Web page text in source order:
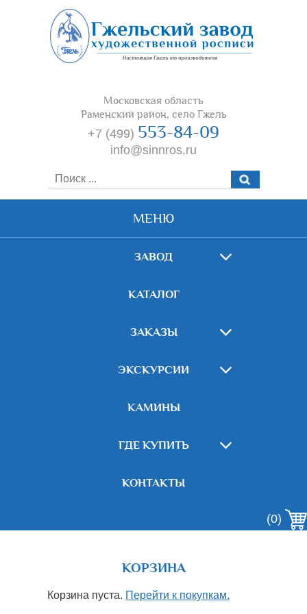
Московская область
Раменский район, село Гжель
+7 (499) 553-84-09
info@sinnros.ru
МЕНЮ
ЗАВОД
КАТАЛОГ
ЗАКАЗЫ
ЭКСКУРСИИ
КАМИНЫ
ГДЕ КУПИТЬ
КОНТАКТЫ
(0)
КОРЗИНА
Корзина пуста. Перейти к покупкам.